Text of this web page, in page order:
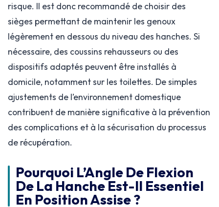
risque. Il est donc recommandé de choisir des
sièges permettant de maintenir les genoux
légèrement en dessous du niveau des hanches. Si
nécessaire, des coussins rehausseurs ou des
dispositifs adaptés peuvent être installés à
domicile, notamment sur les toilettes. De simples
ajustements de l’environnement domestique
contribuent de manière significative à la prévention
des complications et à la sécurisation du processus
de récupération.
Pourquoi L’Angle De Flexion
De La Hanche Est-Il Essentiel
En Position Assise ?